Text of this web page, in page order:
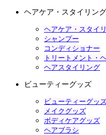
ヘアケア・スタイリング
ヘアケア・スタイ
シャンプー
コンディショナー
トリートメント・
ヘアスタイリング
ビューティーグッズ
ビューティーグッ
メイクグッズ
ボディケアグッズ
ヘアブラシ